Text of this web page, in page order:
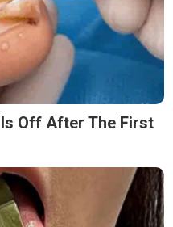
Off After The First